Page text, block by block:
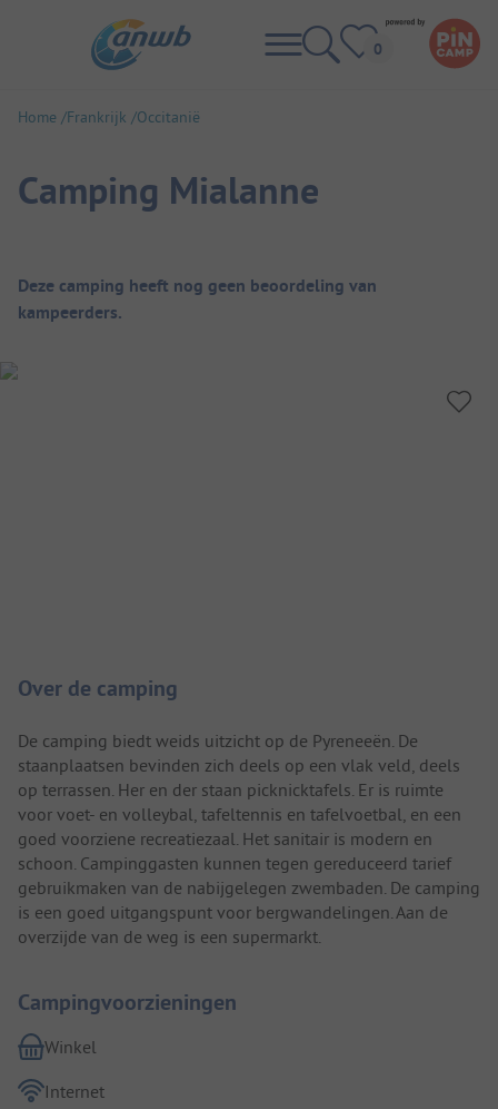
Home Frankrijk Occitanië
Camping Mialanne
Camping overzicht
Deze camping heeft nog geen beoordeling van
kampeerders.
Over de camping
De camping biedt weids uitzicht op de Pyreneeën. De
staanplaatsen bevinden zich deels op een vlak veld, deels
op terrassen. Her en der staan picknicktafels. Er is ruimte
voor voet- en volleybal, tafeltennis en tafelvoetbal, en een
goed voorziene recreatiezaal. Het sanitair is modern en
schoon. Campinggasten kunnen tegen gereduceerd tarief
gebruikmaken van de nabijgelegen zwembaden. De camping
is een goed uitgangspunt voor bergwandelingen. Aan de
overzijde van de weg is een supermarkt.
Campingvoorzieningen
Winkel
Internet